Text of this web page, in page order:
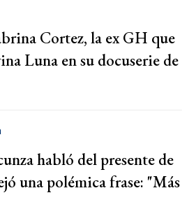
Cortez, la ex GH que
Luna en su docuserie de
habló del presente de
una polémica frase: "Más